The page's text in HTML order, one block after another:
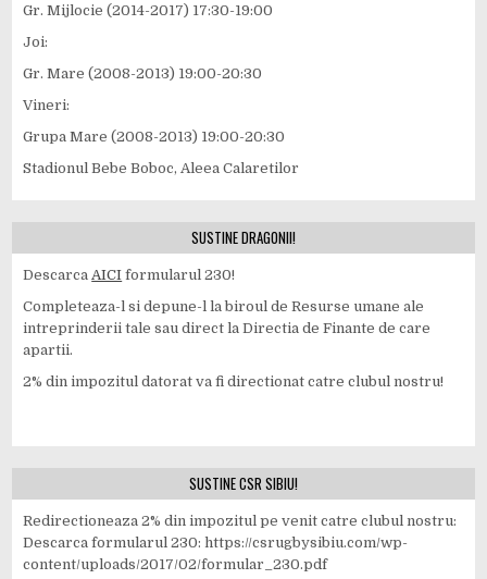
Gr. Mijlocie (2014-2017) 17:30-19:00
Joi:
Gr. Mare (2008-2013) 19:00-20:30
Vineri:
Grupa Mare (2008-2013) 19:00-20:30
Stadionul Bebe Boboc, Aleea Calaretilor
SUSTINE DRAGONII!
DescarcaAICI formularul 230!
Completeaza-l si depune-l la biroul de Resurse umane ale
intreprinderii tale sau direct la Directia de Finante de care
apartii.
2% din impozitul datorat va fi directionat catre clubul nostru!
SUSTINE CSR SIBIU!
Redirectioneaza 2% din impozitul pe venit catre clubul nostru:
Descarca formularul 230: https://csrugbysibiu.com/wp-
content/uploads/2017/02/formular_230.pdf